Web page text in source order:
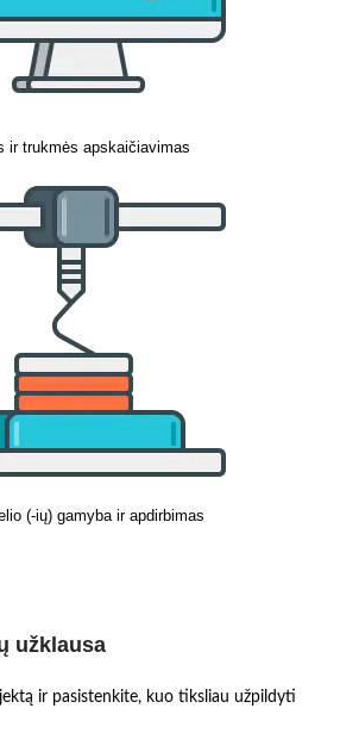
ir trukmės apskaičiavimas
(-ių) gamyba ir apdirbimas
užklausa
ir pasistenkite, kuo tiksliau užpildyti